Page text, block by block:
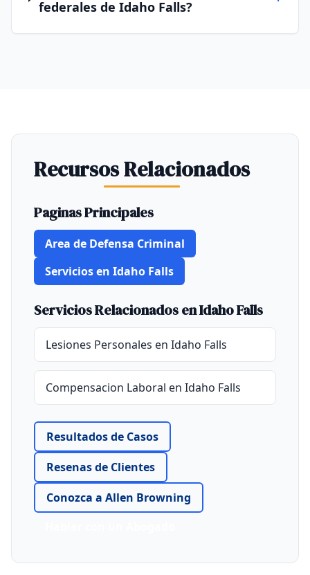
federales de Idaho Falls?
Recursos Relacionados
Paginas Principales
Area de Defensa Criminal
Servicios en Idaho Falls
Servicios Relacionados en Idaho Falls
Lesiones Personales en Idaho Falls
Compensacion Laboral en Idaho Falls
Resultados de Casos
Resenas de Clientes
Conozca a Allen Browning